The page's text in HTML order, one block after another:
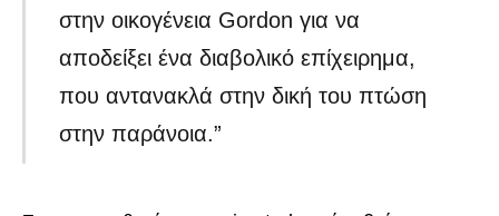
στην οικογένεια Gordon για να
αποδείξει ένα διαβολικό επίχειρημα,
που αντανακλά στην δική του πτώση
στην παράνοια.”